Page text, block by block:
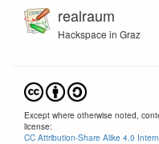
realraum
Hackspace in Graz
Except where otherwise noted,
license:
CC Attribution-Share Alike 4.0